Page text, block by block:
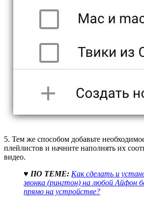
5. Тем же способом добавьте
плейлистов и начните наполнять их
видео.
♥ ПО ТЕМЕ: Как сделать и
звонка (рингтон) на любой Айфон
прямо на устройстве?